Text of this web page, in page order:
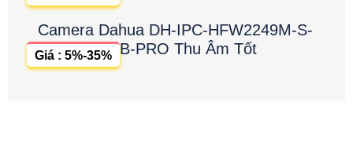
Camera Dahua DH-IPC-HFW2249M-S-
B-PRO Thu Âm Tốt
Giá : 5%-35%